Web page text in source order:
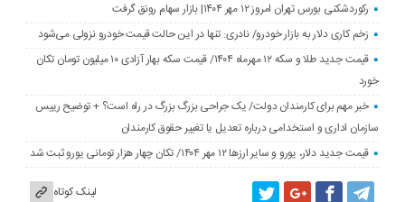
رکوردشکنی بورس تهران امروز ۱۲ مهر ۱۴۰۴| بازار سهام رونق گرفت
زخم کاری دلار به بازار خودرو/ نادری: تنها در این حالت قیمت خودرو نزولی می‌شود
قیمت جدید طلا و سکه ۱۲ مهرماه ۱۴۰۴/ قیمت سکه بهار آزادی ۱۰ میلیون تومان تکان
خورد
خبر مهم برای کارمندان دولت/ یک جراحی بزرگ بزرگ در راه است؟ + توضیح رییس
سازمان اداری و استخدامی درباره تعدیل یا تغییر حقوق کارمندان
قیمت جدید دلار، یورو و سایر ارزها ۱۲ مهر ۱۴۰۴/ تکان چهار هزار تومانی یورو ثبت شد
لینک کوتاه